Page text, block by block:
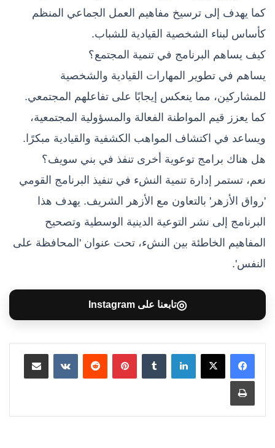
كما يهدف إلى ترسيخ مفاهيم العمل الجماعي المنظم
كأساس لبناء الشخصية القيادية للشباب.
كيف يساهم البرنامج في تنمية المجتمع؟
يساهم في تطوير المهارات القيادية والشخصية
للمشاركين، مما ينعكس إيجابًا على تفاعلهم المجتمعي.
كما يعزز قيم المواطنة الفعالة والمسؤولية المجتمعية،
ويساعد في اكتشاف المواهب الكشفية والقيادية مبكرًا.
هل هناك برامج توعوية أخرى تنفذ في بني سويف؟
نعم، تستمر إدارة تنمية النشء في تنفيذ البرنامج القومي
'رواق الأزهر' بالتعاون مع الأزهر الشريف. يهدف هذا
البرنامج إلى نشر التوعية الدينية الوسطية وتصحيح
المفاهيم الخاطئة بين النشء، تحت عنوان 'المحافظة على
النفس'.
◎تابعنا على Instagram
لينكدإن بينتيريست مشاركة عبر البريد
طباعة